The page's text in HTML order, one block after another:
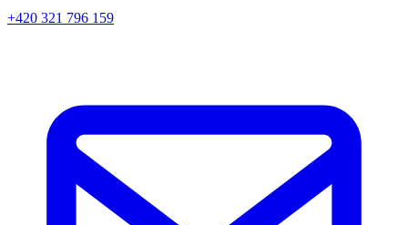
+420 321 796 159